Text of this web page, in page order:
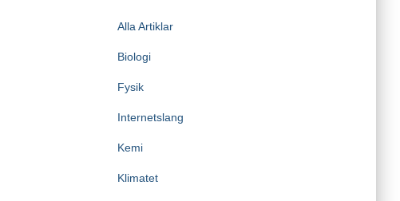
Alla Artiklar
Biologi
Fysik
Internetslang
Kemi
Klimatet